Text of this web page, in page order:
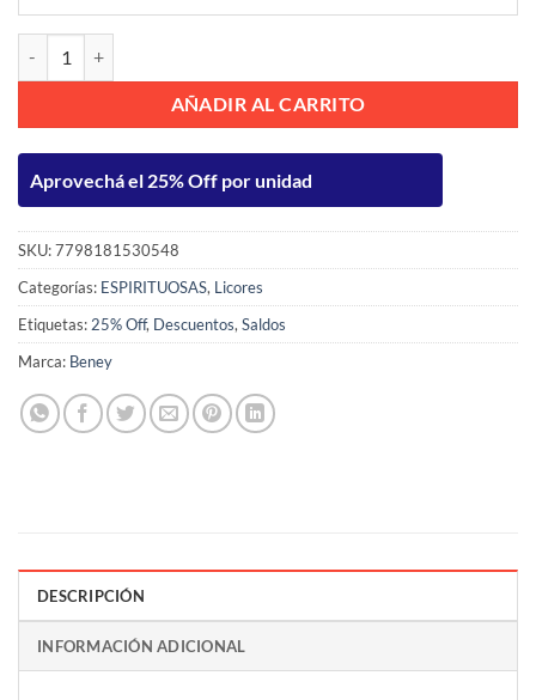
AÑADIR AL CARRITO
Aprovechá el 25% Off por unidad
SKU:7798181530548
Categorías: ESPIRITUOSAS, Licores
Etiquetas: 25% Off, Descuentos, Saldos
Marca: Beney
DESCRIPCIÓN
INFORMACIÓN ADICIONAL